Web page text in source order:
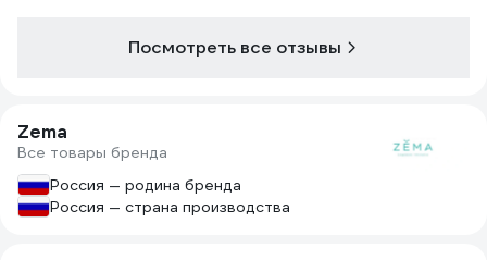
Посмотреть все отзывы
Zema
Все товары бренда
Россия — родина бренда
Россия — страна производства